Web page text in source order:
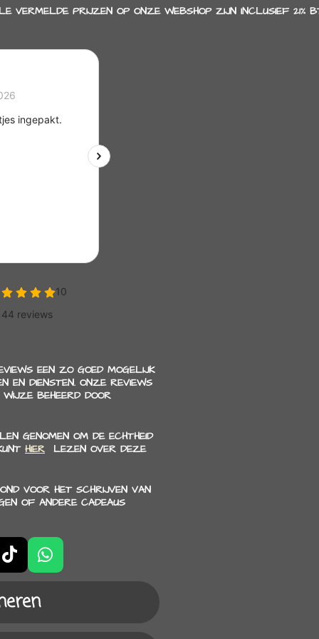
VERMELDE PRIJZEN OP ONZE WEBSHOP ZIJN INCLUSIEF 21%
EEN ZO GOED MOGELIJK
EN DIENSTEN. ONZE REVIEWS
BEHEERD DOOR
GENOMEN OM DE ECHTHEID
HIER LEZEN OVER DEZE
VOOR HET SCHRIJVEN VAN
OF ANDERE CADEAUS
T
i
k
T
o
W
h
s